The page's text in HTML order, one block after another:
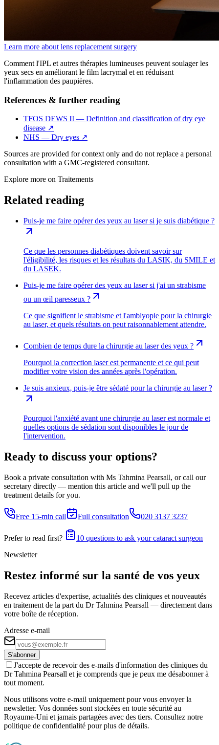
Learn more about lens replacement surgery
Comment l'IPL et autres thérapies lumineuses peuvent soulager les
yeux secs en améliorant le film lacrymal et en réduisant
l'inflammation des paupières.
References & further reading
TFOS DEWS II — Definition and classification of dry eye
disease ↗
NHS — Dry eyes ↗
Sources are provided for context only and do not replace a personal
consultation with a GMC-registered consultant.
Explore more on Traitements
Related reading
Puis-je me faire opérer des yeux au laser si je suis diabétique ?
Ce que les personnes diabétiques doivent savoir sur
l'éligibilité, les risques et les résultats du LASIK, du SMILE et
du LASEK.
Puis-je me faire opérer des yeux au laser si j'ai un strabisme
ou un œil paresseux ?
Ce que signifient le strabisme et l'amblyopie pour la chirurgie
au laser, et quels résultats on peut raisonnablement attendre.
Combien de temps dure la chirurgie au laser des yeux ?
Pourquoi la correction laser est permanente et ce qui peut
modifier votre vision des années après l'opération.
Je suis anxieux, puis-je être sédaté pour la chirurgie au laser ?
Pourquoi l'anxiété avant une chirurgie au laser est normale et
quelles options de sédation sont disponibles le jour de
l'intervention.
Ready to discuss your options?
Book a private consultation with Ms Tahmina Pearsall, or call our
secretary directly — mention this article and we'll pull up the
treatment details for you.
Free 15-min call Full consultation 020 3137 3237
Prefer to read first?
10 questions to ask your cataract surgeon
Newsletter
Restez informé sur la santé de vos yeux
Recevez articles d'expertise, actualités des cliniques et nouveautés
en traitement de la part du Dr Tahmina Pearsall — directement dans
votre boîte de réception.
Adresse e-mail
S'abonner
J'accepte de recevoir des e-mails d'information des cliniques du
Dr Tahmina Pearsall et je comprends que je peux me désabonner à
tout moment.
Nous utilisons votre e-mail uniquement pour vous envoyer la
newsletter. Vos données sont stockées en toute sécurité au
Royaume-Uni et jamais partagées avec des tiers. Consultez notre
politique de confidentialité pour plus de détails.